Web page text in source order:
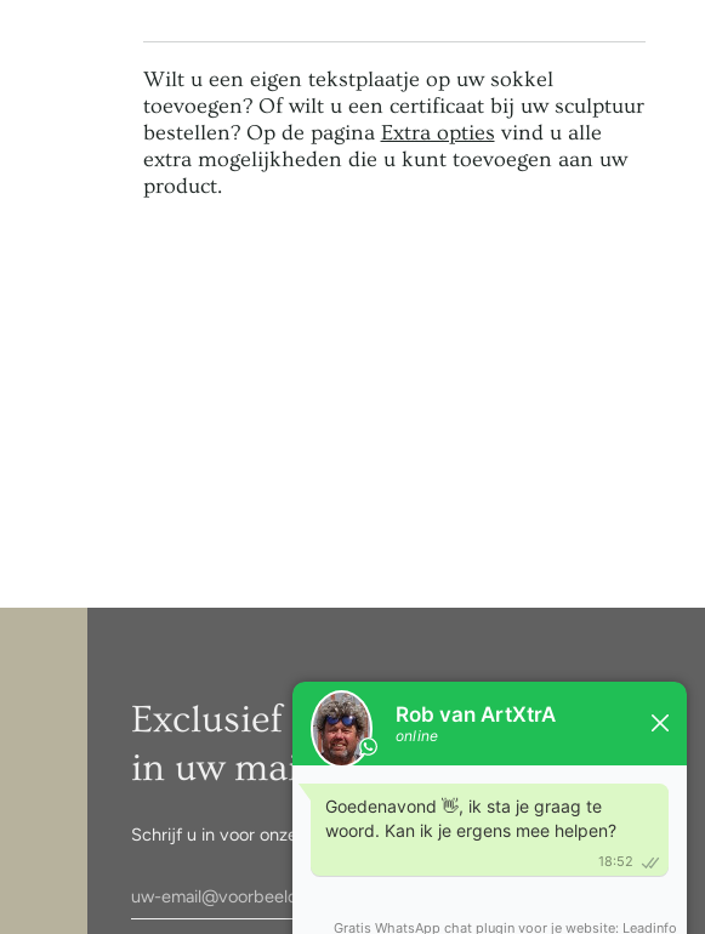
Wilt u een eigen tekstplaatje op uw sokkel
toevoegen? Of wilt u een certificaat bij uw sculptuur
bestellen? Op de pagina Extra opties vind u alle
extra mogelijkheden die u kunt toevoegen aan uw
product.
Exclusief nieuws rechtstreeks
in uw mail.
Schrijf u in voor onze nieuwsbrief.